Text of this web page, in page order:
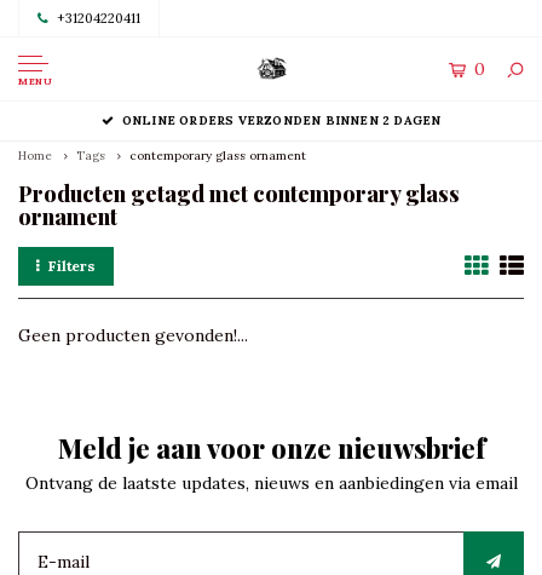
+31204220411
MENU
0
ONLINE ORDERS VERZONDEN BINNEN 2 DAGEN
Home Tags contemporary glass ornament
Producten getagd met contemporary glass
ornament
Filters
Geen producten gevonden!...
Meld je aan voor onze nieuwsbrief
Ontvang de laatste updates, nieuws en aanbiedingen via email